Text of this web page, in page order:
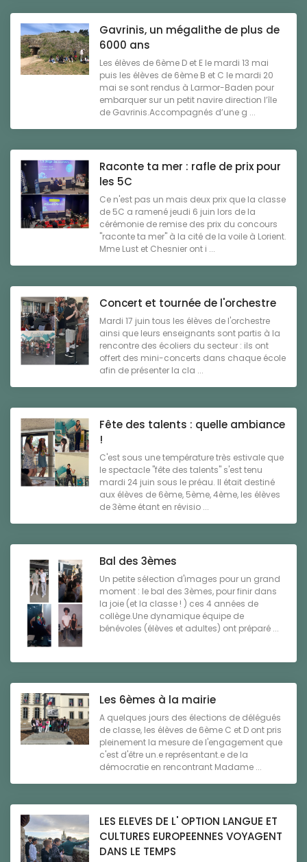
Gavrinis, un mégalithe de plus de
6000 ans
Les élèves de 6ème D et E le mardi 13 mai
puis les élèves de 6ème B et C le mardi 20
mai se sont rendus à Larmor-Baden pour
embarquer sur un petit navire direction l’île
de Gavrinis.Accompagnés d’une g ...
Raconte ta mer : rafle de prix pour
les 5C
Ce n'est pas un mais deux prix que la classe
de 5C a ramené jeudi 6 juin lors de la
cérémonie de remise des prix du concours
"raconte ta mer" à la cité de la voile à Lorient.
Mme Lust et Chesnier ont i ...
Concert et tournée de l'orchestre
Mardi 17 juin tous les élèves de l'orchestre
ainsi que leurs enseignants sont partis à la
rencontre des écoliers du secteur : ils ont
offert des mini-concerts dans chaque école
afin de présenter la cla ...
Fête des talents : quelle ambiance
!
C'est sous une température très estivale que
le spectacle "fête des talents" s'est tenu
mardi 24 juin sous le préau. Il était destiné
aux élèves de 6ème, 5ème, 4ème, les élèves
de 3ème étant en révisio ...
Bal des 3èmes
Un petite sélection d'images pour un grand
moment : le bal des 3èmes, pour finir dans
la joie (et la classe ! ) ces 4 années de
collège.Une dynamique équipe de
bénévoles (élèves et adultes) ont préparé ...
Les 6èmes à la mairie
A quelques jours des élections de délégués
de classe, les élèves de 6ème C et D ont pris
pleinement la mesure de l'engagement que
c'est d'être un.e représentant.e de la
démocratie en rencontrant Madame ...
LES ELEVES DE L' OPTION LANGUE ET
CULTURES EUROPEENNES VOYAGENT
DANS LE TEMPS